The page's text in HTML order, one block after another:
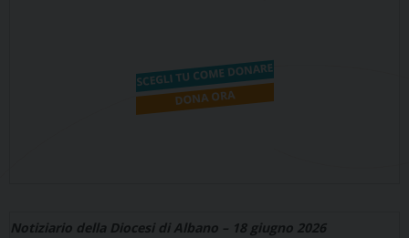
Notiziario della Diocesi di Albano – 18 giugno 2026